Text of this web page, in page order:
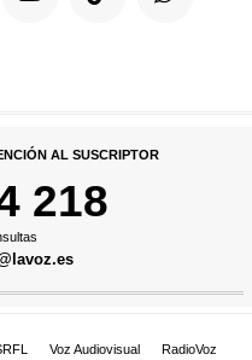
AL SUSCRIPTOR
218
Voz Audiovisual RadioVoz